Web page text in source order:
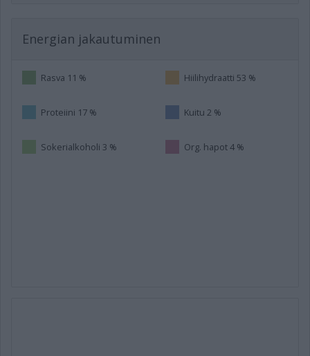
Energian jakautuminen
Rasva 11 % Hiilihydraatti 53 %
Proteiini 17 % Kuitu 2 %
Sokerialkoholi 3 % Org. hapot 4 %